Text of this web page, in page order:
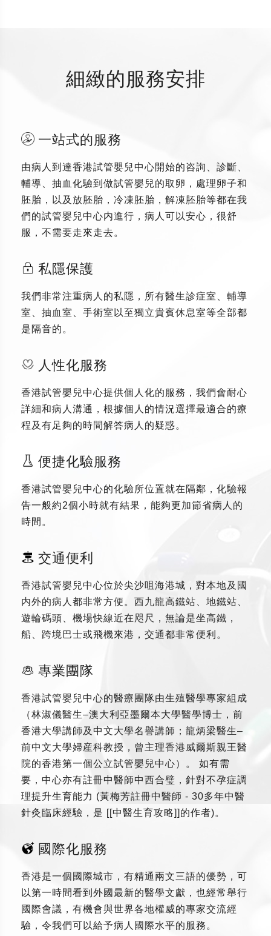
細緻的服務安排
一站式的服務
由病人到達香港試管嬰兒中心開始的咨詢、診斷、
輔導、抽血化驗到做試管嬰兒的取卵，處理卵子和
胚胎，以及放胚胎，冷凍胚胎，解凍胚胎等都在我
們的試管嬰兒中心内進行，病人可以安心，很舒
服，不需要走來走去。
私隱保護
我們非常注重病人的私隱，所有醫生診症室、輔導
室、抽血室、手術室以至獨立貴賓休息室等全部都
是隔音的。
人性化服務
香港試管嬰兒中心提供個人化的服務，我們會耐心
詳細和病人溝通，根據個人的情況選擇最適合的療
程及有足夠的時間解答病人的疑惑。
便捷化驗服務
香港試管嬰兒中心的化驗所位置就在隔鄰，化驗報
告一般約2個小時就有結果，能夠更加節省病人的
時間。
交通便利
香港試管嬰兒中心位於尖沙咀海港城，對本地及國
内外的病人都非常方便。西九龍高鐵站、地鐵站、
遊輪碼頭、機場快線近在咫尺，無論是坐高鐵，
船、跨境巴士或飛機來港，交通都非常便利。
專業團隊
香港試管嬰兒中心的醫療團隊由生殖醫學專家組成
（林淑儀醫生–澳大利亞墨爾本大學醫學博士，前
香港大學講師及中文大學名譽講師；龍炳梁醫生–
前中文大學婦産科教授，曾主理香港威爾斯親王醫
院的香港第一個公立試管嬰兒中心）。 如有需
要，中心亦有註冊中醫師中西合璧，針對不孕症調
理提升生育能力 (黃梅芳註冊中醫師 - 30多年中醫
針灸臨床經驗，是 [[中醫生育攻略]]的作者)。
國際化服務
香港是一個國際城市，有精通兩文三語的優勢，可
以第一時間看到外國最新的醫學文獻，也經常舉行
國際會議，有機會與世界各地權威的專家交流經
驗，令我們可以給予病人國際水平的服務。